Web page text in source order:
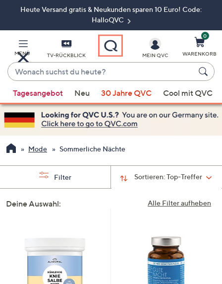
ZumHeute Versand gratis & Neukunden sparen 10 Euro! Code:
HalloQVC
MENÜ TV-RÜCKBLICK
Wonach
suchst
du
heute?
Vorschläge
verfügbar
sind,
verwenden
Sie
Pfeiltasten
und
wischen
MEIN QVC
0
WARENKORB
Tagesangebot Neu 30 Jahre QVC Cool mit QVC
Mode Sommerliche Nächte
Sortieren:Top-Treffer
Filter
Alle Filter aufheben
Deine Auswahl: